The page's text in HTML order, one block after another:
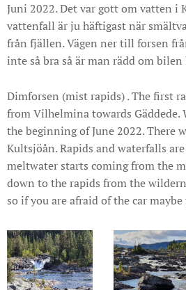
Juni 2022. Det var gott om vatten i
vattenfall är ju häftigast när
från fjällen. Vägen ner till forsen
inte så bra så är man rädd om bilen
Dimforsen (mist rapids) . The first
from Vilhelmina towards Gäddede.
the beginning of June 2022. There
Kultsjöån. Rapids and waterfalls
meltwater starts coming from the
down to the rapids from the
so if you are afraid of the car